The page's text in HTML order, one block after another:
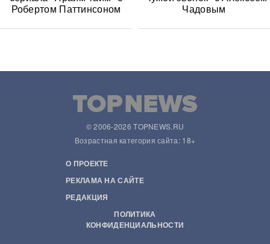
Робертом Паттинсоном
Чадовым
© 2006-2026 TOPNEWS.RU
Возрастная категория сайта: 18+
О ПРОЕКТЕ
РЕКЛАМА НА САЙТЕ
РЕДАКЦИЯ
ПОЛИТИКА
КОНФИДЕНЦИАЛЬНОСТИ